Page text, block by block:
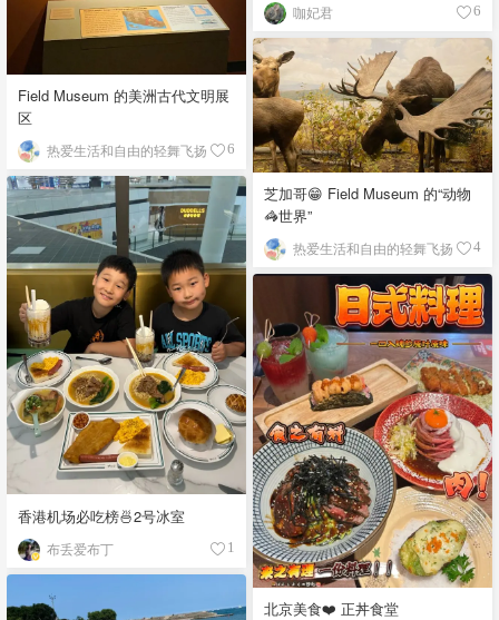
咖妃君 6
Field Museum 的美洲古代文明展
区
热爱生活和自由的轻舞飞扬 6
芝加哥😁 Field Museum 的“动物
🦓世界”
热爱生活和自由的轻舞飞扬 4
香港机场必吃榜🍜2号冰室
布丢爱布丁 1
北京美食❤️ 正丼食堂